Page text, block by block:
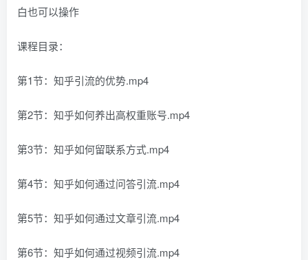
白也可以操作
课程目录：
第1节：知乎引流的优势.mp4
第2节：知乎如何养出高权重账号.mp4
第3节：知乎如何留联系方式.mp4
第4节：知乎如何通过问答引流.mp4
第5节：知乎如何通过文章引流.mp4
第6节：知乎如何通过视频引流.mp4